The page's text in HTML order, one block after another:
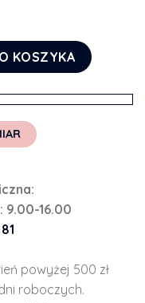
i liśćmi
KOSZYKA
9.00-16.00
powyżej 500 zł
roboczych.